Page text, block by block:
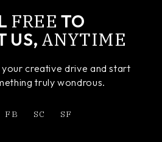
FREE TO
US, ANYTIME
creative drive and start
truly wondrous.
FB SC SF